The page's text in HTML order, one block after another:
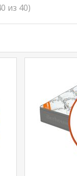
из 40)